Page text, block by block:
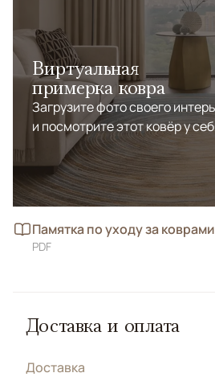
Виртуальная
примерка ковра
Загрузите фото своего
и посмотрите этот ковёр у
Памятка по уходу за коврами
PDF
Доставка и оплата
Доставка